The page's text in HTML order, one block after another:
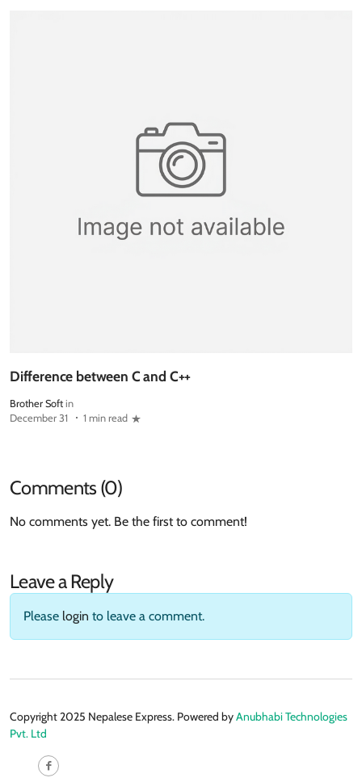
Difference between C and C++
Brother Soft in
December 31
1 min read
Comments (0)
No comments yet. Be the first to comment!
Leave a Reply
Please login to leave a comment.
Copyright 2025 Nepalese Express. Powered byAnubhabi Technologies
Pvt. Ltd